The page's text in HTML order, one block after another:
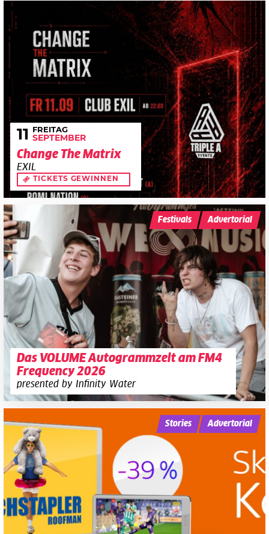
11 FREITAG
SEPTEMBER
Change The Matrix
EXIL
TICKETS GEWINNEN
Das VOLUME Autogrammzelt am FM4
Frequency 2026
presented by Infinity Water
Festivals Advertorial
Stories Advertorial